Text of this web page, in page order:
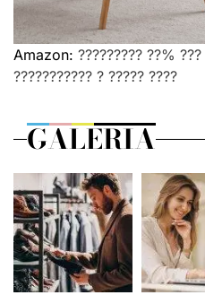
Amazon: ????????? ??%
??????????? ? ????? ????
GALERIA